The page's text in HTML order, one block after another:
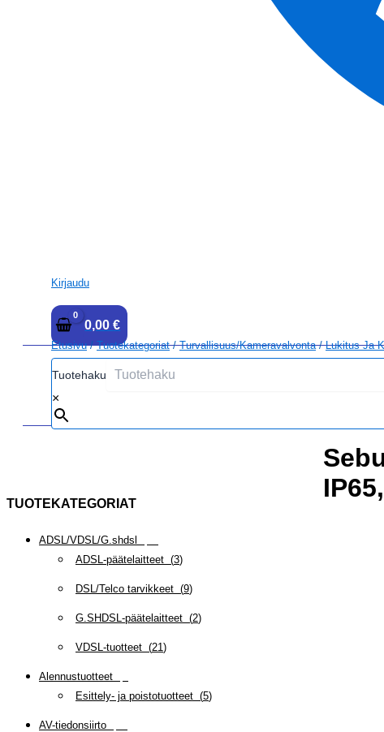
Kirjaudu
0,00€
Etusivu/Tuotekategoriat/Turvallisuus/kameravalvonta/Lukitus Ja
Tuotehaku
×
TUOTEKATEGORIAT
ADSL/VDSL/G.shdsl
ADSL-päätelaitteet (3)
DSL/Telco tarvikkeet (9)
G.SHDSL-päätelaitteet (2)
VDSL-tuotteet (21)
Alennustuotteet
Esittely- ja poistotuotteet (5)
AV-tiedonsiirto